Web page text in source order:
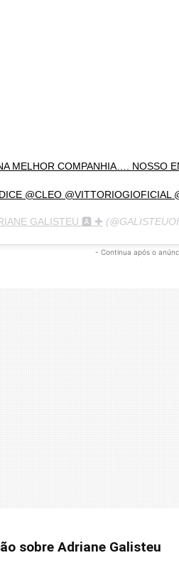
MELHOR COMPANHIA…. NOSSO
@CLEO
GALISTEU 🅰️ ✚
- Continua após o
sobre Adriane Galisteu